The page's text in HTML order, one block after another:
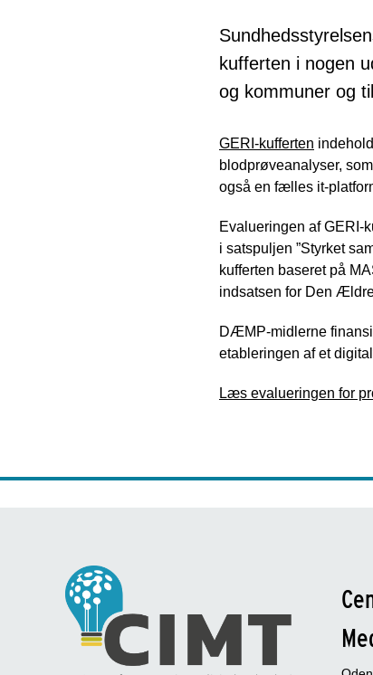
kufferten i nogen
og kommuner og
GERI-kufferten
blodprøveanalyser,
også en fælles it-
Evalueringen af GERI-
i satspuljen ”Styrket
kufferten baseret på
indsatsen for Den
DÆMP-midlerne
etableringen af et
Læs evalueringen for